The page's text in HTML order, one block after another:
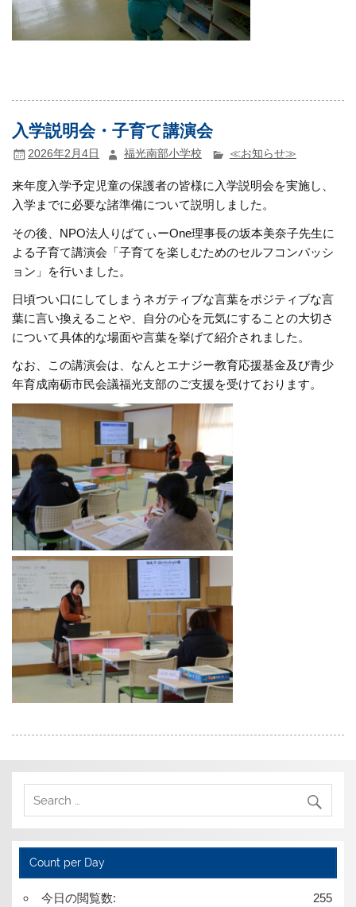
入学説明会・子育て講演会
2026年2月4日 福光南部小学校 ≪お知らせ≫
来年度入学予定児童の保護者の皆様に入学説明会を実施し、
入学までに必要な諸準備について説明しました。
その後、NPO法人りばてぃーOne理事長の坂本美奈子先生に
よる子育て講演会「子育てを楽しむためのセルフコンパッシ
ョン」を行いました。
日頃つい口にしてしまうネガティブな言葉をポジティブな言
葉に言い換えることや、自分の心を元気にすることの大切さ
について具体的な場面や言葉を挙げて紹介されました。
なお、この講演会は、なんとエナジー教育応援基金及び青少
年育成南砺市民会議福光支部のご支援を受けております。
Count per Day
255
今日の閲覧数: